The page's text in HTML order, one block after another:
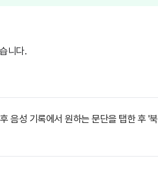
니다.
음성 기록에서 원하는 문단을 탭한 후 '북